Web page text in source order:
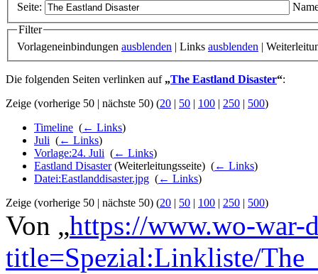
Seite:
Filter
Vorlageneinbindungen ausblenden | Links ausblenden |
Die folgenden Seiten verlinken auf „The Eastland Disaster“:
Zeige (vorherige 50 | nächste 50) (20 | 50 | 100 | 250 | 500)
Timeline (← Links)
Juli (← Links)
Vorlage:24. Juli (← Links)
Eastland Disaster(Weiterleitungsseite) ‎ (← Links)
Datei:Eastlanddisaster.jpg (← Links)
Zeige (vorherige 50 | nächste 50) (20 | 50 | 100 | 250 | 500)
Von „https://www.wo-war-
title=Spezial:Linkliste/